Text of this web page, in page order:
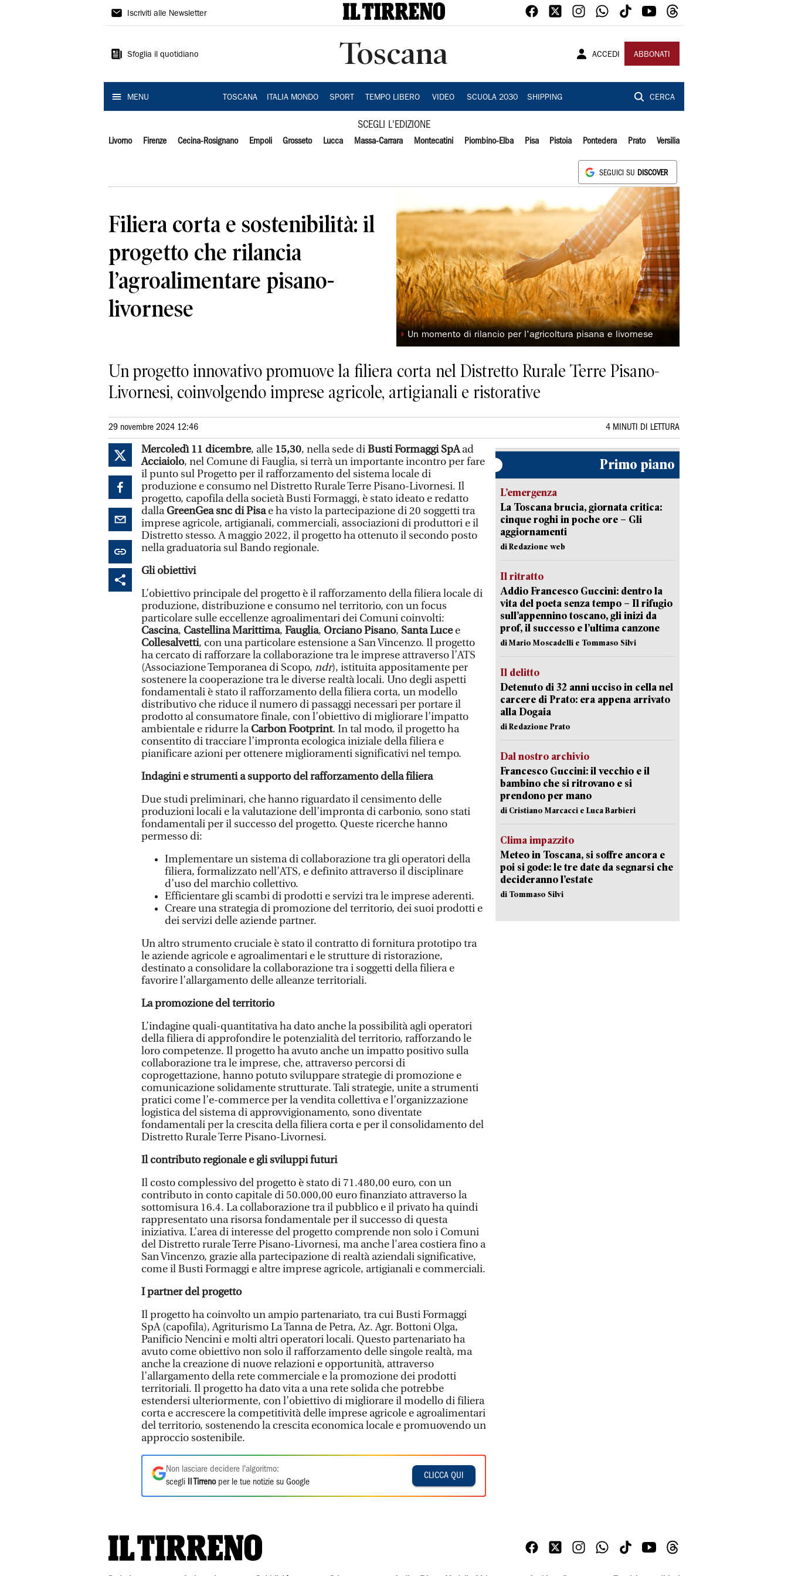
Il
Iscriviti alle Newsletter
Sfoglia il quotidiano Toscana ACCEDI ABBONATI
MENU TOSCANA ITALIA MONDO SPORT TEMPO LIBERO VIDEO SCUOLA 2030 SHIPPING CERCA
SCEGLI L'EDIZIONE
Livorno Firenze Cecina-Rosignano Empoli Grosseto Lucca Massa-Carrara Montecatini Piombino-Elba Pisa Pistoia Pontedera Prato Versilia
SEGUICI SU DISCOVER
Filiera corta e sostenibilità: il
progetto che rilancia
l’agroalimentare pisano-
livornese
◗ Un momento di rilancio per l'agricoltura pisana e livornese
Un progetto innovativo promuove la filiera corta nel Distretto Rurale Terre Pisano-
Livornesi, coinvolgendo imprese agricole, artigianali e ristorative
29 novembre 2024 12:46 4 MINUTI DI LETTURA
Mercoledì 11 dicembre, alle 15,30, nella sede diBusti Formaggi SpAad
Acciaiolo, nel Comune di Fauglia, si terrà un importante incontro per fare
il punto sul Progetto per il rafforzamento del sistema locale di
produzione e consumo nel Distretto Rurale Terre Pisano-Livornesi. Il
progetto, capofila della società Busti Formaggi, è stato ideato e redatto
dallaGreenGea snc di Pisae ha visto la partecipazione di 20 soggetti tra
imprese agricole, artigianali, commerciali, associazioni di produttori e il
Distretto stesso. A maggio 2022, il progetto ha ottenuto il secondo posto
nella graduatoria sul Bando regionale.
Gli obiettivi
L’obiettivo principale del progetto è il rafforzamento della filiera locale di
produzione, distribuzione e consumo nel territorio, con un focus
particolare sulle eccellenze agroalimentari dei Comuni coinvolti:
Cascina, Castellina Marittima, Fauglia, Orciano Pisano, Santa Lucee
Collesalvetti, con una particolare estensione a San Vincenzo. Il progetto
ha cercato di rafforzare la collaborazione tra le imprese attraverso l’ATS
(Associazione Temporanea di Scopo, ndr), istituita appositamente per
sostenere la cooperazione tra le diverse realtà locali. Uno degli aspetti
fondamentali è stato il rafforzamento della filiera corta, un modello
distributivo che riduce il numero di passaggi necessari per portare il
prodotto al consumatore finale, con l’obiettivo di migliorare l’impatto
ambientale e ridurre laCarbon Footprint. In tal modo, il progetto ha
consentito di tracciare l’impronta ecologica iniziale della filiera e
pianificare azioni per ottenere miglioramenti significativi nel tempo.
Indagini e strumenti a supporto del rafforzamento della filiera
Due studi preliminari, che hanno riguardato il censimento delle
produzioni locali e la valutazione dell’impronta di carbonio, sono stati
fondamentali per il successo del progetto. Queste ricerche hanno
permesso di:
Implementare un sistema di collaborazione tra gli operatori della
filiera, formalizzato nell’ATS, e definito attraverso il disciplinare
d’uso del marchio collettivo.
Efficientare gli scambi di prodotti e servizi tra le imprese aderenti.
Creare una strategia di promozione del territorio, dei suoi prodotti e
dei servizi delle aziende partner.
Un altro strumento cruciale è stato il contratto di fornitura prototipo tra
le aziende agricole e agroalimentari e le strutture di ristorazione,
destinato a consolidare la collaborazione tra i soggetti della filiera e
favorire l’allargamento delle alleanze territoriali.
La promozione del territorio
L’indagine quali-quantitativa ha dato anche la possibilità agli operatori
della filiera di approfondire le potenzialità del territorio, rafforzando le
loro competenze. Il progetto ha avuto anche un impatto positivo sulla
collaborazione tra le imprese, che, attraverso percorsi di
coprogettazione, hanno potuto sviluppare strategie di promozione e
comunicazione solidamente strutturate. Tali strategie, unite a strumenti
pratici come l’e-commerce per la vendita collettiva e l’organizzazione
logistica del sistema di approvvigionamento, sono diventate
fondamentali per la crescita della filiera corta e per il consolidamento del
Distretto Rurale Terre Pisano-Livornesi.
Il contributo regionale e gli sviluppi futuri
Il costo complessivo del progetto è stato di 71.480,00 euro, con un
contributo in conto capitale di 50.000,00 euro finanziato attraverso la
sottomisura 16.4. La collaborazione tra il pubblico e il privato ha quindi
rappresentato una risorsa fondamentale per il successo di questa
iniziativa. L’area di interesse del progetto comprende non solo i Comuni
del Distretto rurale Terre Pisano-Livornesi, ma anche l'area costiera fino a
San Vincenzo, grazie alla partecipazione di realtà aziendali significative,
come il Busti Formaggi e altre imprese agricole, artigianali e commerciali.
I partner del progetto
Il progetto ha coinvolto un ampio partenariato, tra cui Busti Formaggi
SpA (capofila), Agriturismo La Tanna de Petra, Az. Agr. Bottoni Olga,
Panificio Nencini e molti altri operatori locali. Questo partenariato ha
avuto come obiettivo non solo il rafforzamento delle singole realtà, ma
anche la creazione di nuove relazioni e opportunità, attraverso
l’allargamento della rete commerciale e la promozione dei prodotti
territoriali. Il progetto ha dato vita a una rete solida che potrebbe
estendersi ulteriormente, con l’obiettivo di migliorare il modello di filiera
corta e accrescere la competitività delle imprese agricole e agroalimentari
del territorio, sostenendo la crescita economica locale e promuovendo un
approccio sostenibile.
Non lasciare decidere l'algoritmo:
scegli
Il Tirrenoper le tue notizie su Google
CLICCA QUI
Primo piano
L’emergenza
La Toscana brucia, giornata critica:
cinque roghi in poche ore – Gli
aggiornamenti
di Redazione web
Il ritratto
Addio Francesco Guccini: dentro la
vita del poeta senza tempo – Il rifugio
sull’appennino toscano, gli inizi da
prof, il successo e l’ultima canzone
di Mario Moscadelli e Tommaso Silvi
Il delitto
Detenuto di 32 anni ucciso in cella nel
carcere di Prato: era appena arrivato
alla Dogaia
di Redazione Prato
Dal nostro archivio
Francesco Guccini: il vecchio e il
bambino che si ritrovano e si
prendono per mano
di Cristiano Marcacci e Luca Barbieri
Clima impazzito
Meteo in Toscana, si soffre ancora e
poi si gode: le tre date da segnarsi che
decideranno l’estate
di Tommaso Silvi